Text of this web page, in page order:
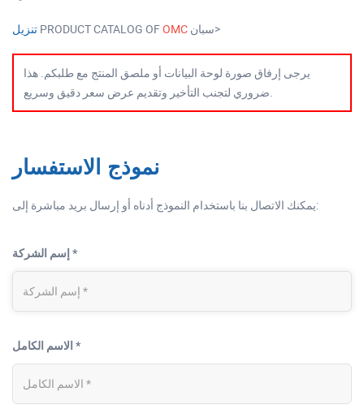
PRODUCT CATALOG OFOMC سبان>
يرجى إرفاق صورة لوحة البيانات أو ملصق المنتج مع طلبكم. هذا
نموذج الاستفسار
يمكنك الاتصال بنا باستخدام النموذج أدناه أو إرسال بريد مباشرة إلى:
إسم الشركة *
الاسم الكامل *